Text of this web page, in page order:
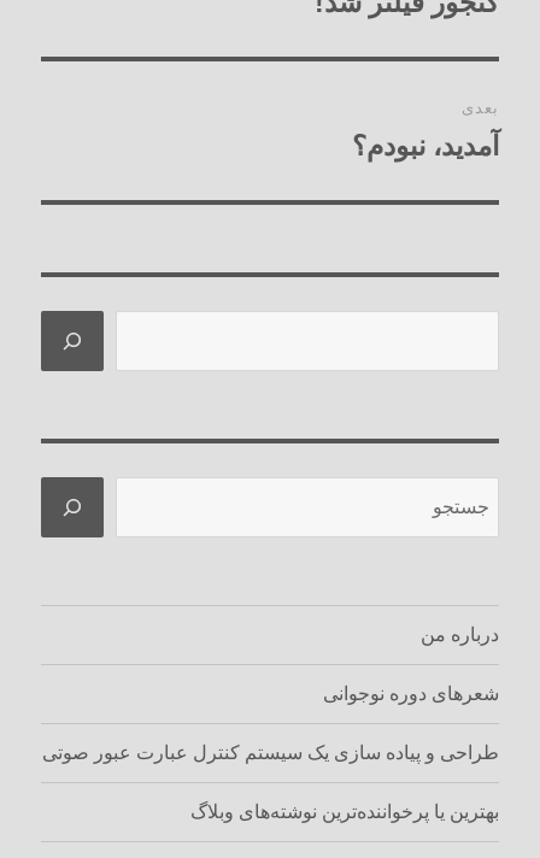
بعدی
نوشته
آمدید، نبودم؟
درباره من
شعرهای دوره نوجوانی
طراحی و پیاده سازی یک سیستم کنترل عبارت عبور صوتی
بهترین یا پرخواننده‌ترین نوشته‌های وبلاگ‌